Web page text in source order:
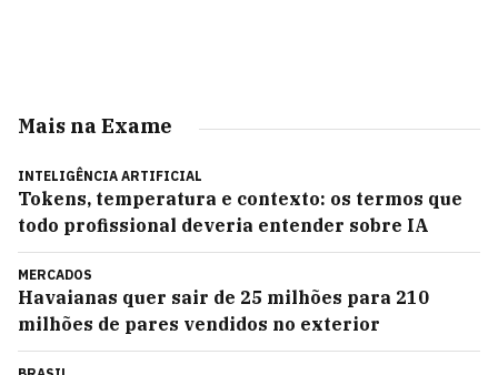
Mais na Exame
INTELIGÊNCIA ARTIFICIAL
Tokens, temperatura e contexto: os termos que
todo profissional deveria entender sobre IA
MERCADOS
Havaianas quer sair de 25 milhões para 210
milhões de pares vendidos no exterior